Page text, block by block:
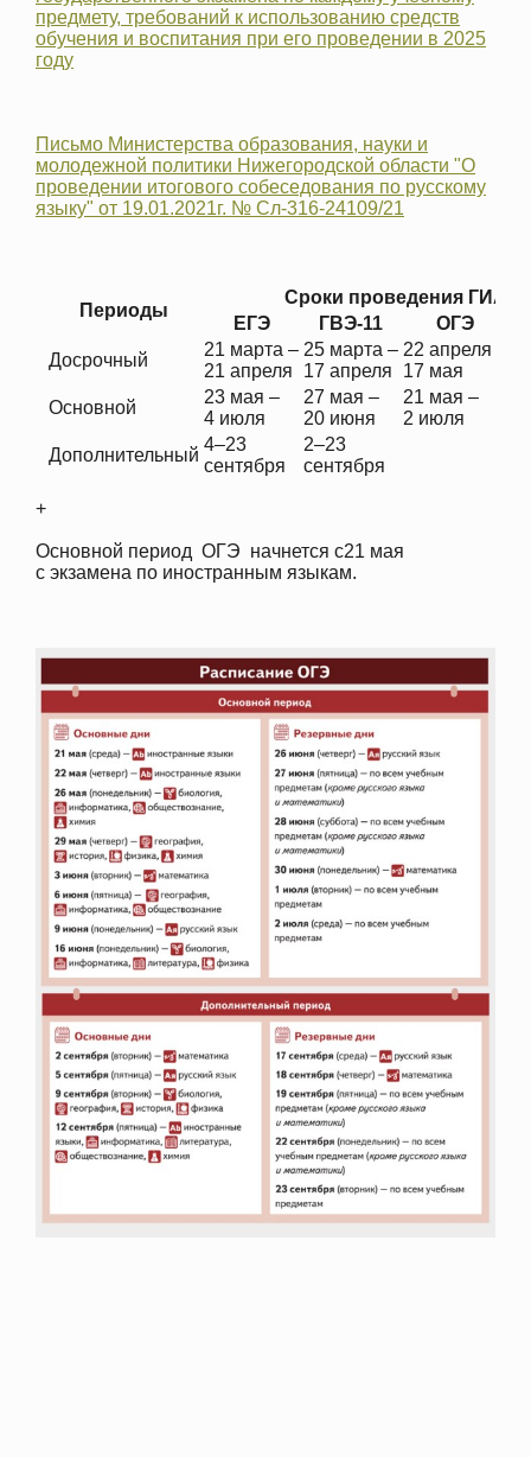
предмету, требований к использованию средств
обучения и воспитания при его проведении в 2025
году
Письмо Министерства образования, науки и
молодежной политики Нижегородской области "О
проведении итогового собеседования по русскому
языку" от 19.01.2021г. № Сл-316-24109/21
Периоды
Сроки проведения ГИА
ЕГЭ
ГВЭ-11 ОГЭ
Досрочный
21 марта –
21 апреля
25 марта –
17 апреля
22 апреля –
17 мая
Основной
23 мая –
4 июля
27 мая –
20 июня
21 мая –
2 июля
Дополнительный
4–23
сентября
2–23
сентября
+
Основной период ОГЭ начнется с21 мая
с экзамена по иностранным языкам.